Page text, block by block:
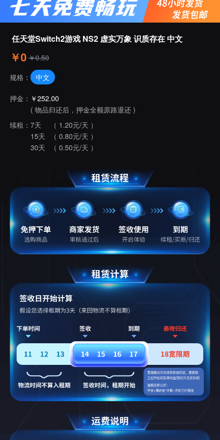
任天堂Switch2游戏 NS2 虚实万象 识质存在 中文
￥0 ￥0.50
规格： 中文
押金： ￥252.00
( 物品归还后，押金全额原路退还 )
续租： 7天
（ 1.20元/天 ）
15天
（ 0.80元/天 ）
30天
（ 0.50元/天 ）